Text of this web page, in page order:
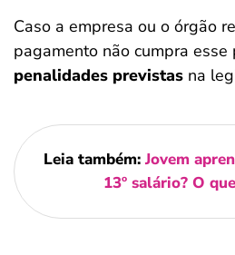
Caso a empresa ou o órgão
pagamento não cumpra esse
penalidades previstas na
Leia também:Jovem
13º salário? O